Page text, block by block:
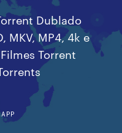
Dublado
MKV, MP4, 4k e
Torrent